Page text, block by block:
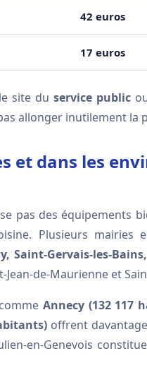
42 euros
17 euros
site du service public
allonger inutilement la
et dans les
pas des équipements
Plusieurs mairies
Saint-Gervais-les-
de-Maurienne et
Annecy (132 117
offrent
en-Genevois